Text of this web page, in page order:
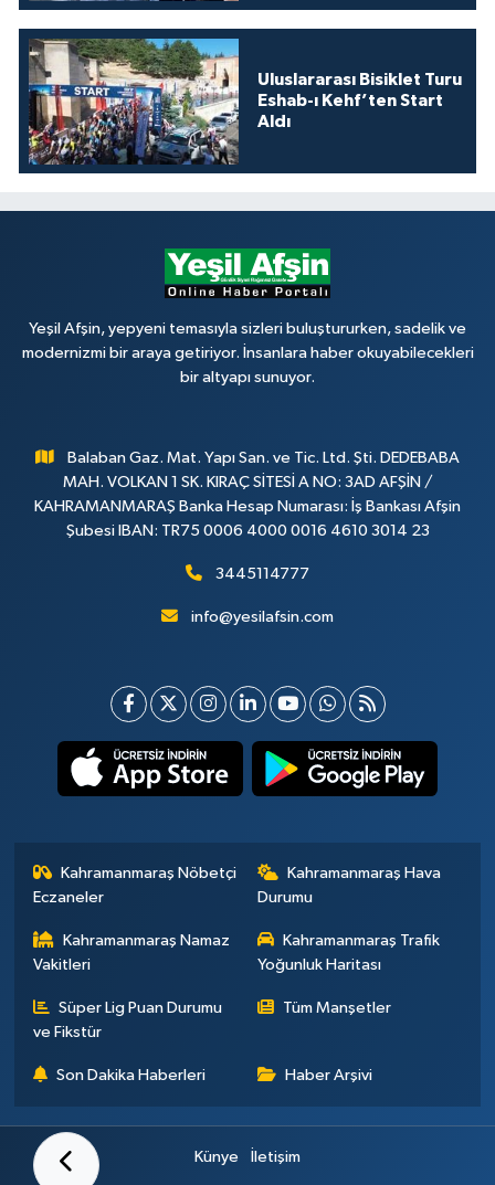
Uluslararası Bisiklet Turu
Eshab-ı Kehf’ten Start
Aldı
Yeşil Afşin, yepyeni temasıyla sizleri buluştururken, sadelik ve
modernizmi bir araya getiriyor. İnsanlara haber okuyabilecekleri
bir altyapı sunuyor.
Balaban Gaz. Mat. Yapı San. ve Tic. Ltd. Şti. DEDEBABA
MAH. VOLKAN 1 SK. KIRAÇ SİTESİ A NO: 3AD AFŞİN /
KAHRAMANMARAŞ Banka Hesap Numarası: İş Bankası Afşin
Şubesi IBAN: TR75 0006 4000 0016 4610 3014 23
3445114777
info@yesilafsin.com
Kahramanmaraş Nöbetçi
Eczaneler
Kahramanmaraş Hava
Durumu
Kahramanmaraş Namaz
Vakitleri
Kahramanmaraş Trafik
Yoğunluk Haritası
Süper Lig Puan Durumu
ve Fikstür
Tüm Manşetler
Son Dakika Haberleri Haber Arşivi
Künye İletişim